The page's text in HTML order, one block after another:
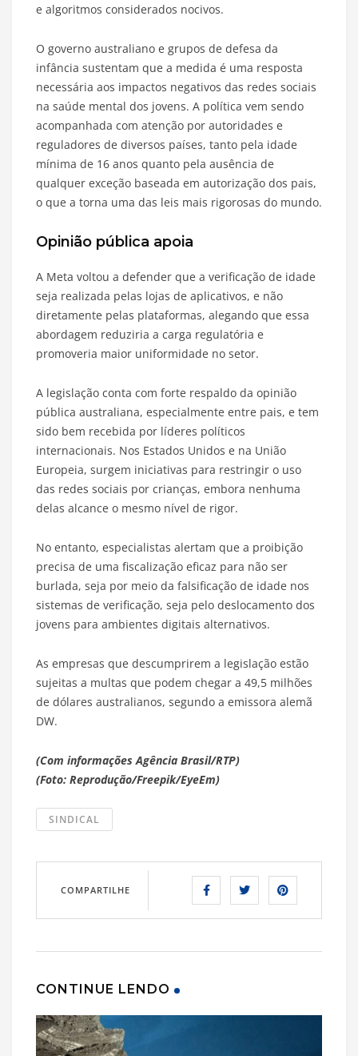
e algoritmos considerados nocivos.
O governo australiano e grupos de defesa da
infância sustentam que a medida é uma resposta
necessária aos impactos negativos das redes sociais
na saúde mental dos jovens. A política vem sendo
acompanhada com atenção por autoridades e
reguladores de diversos países, tanto pela idade
mínima de 16 anos quanto pela ausência de
qualquer exceção baseada em autorização dos pais,
o que a torna uma das leis mais rigorosas do mundo.
Opinião pública apoia
A Meta voltou a defender que a verificação de idade
seja realizada pelas lojas de aplicativos, e não
diretamente pelas plataformas, alegando que essa
abordagem reduziria a carga regulatória e
promoveria maior uniformidade no setor.
A legislação conta com forte respaldo da opinião
pública australiana, especialmente entre pais, e tem
sido bem recebida por líderes políticos
internacionais. Nos Estados Unidos e na União
Europeia, surgem iniciativas para restringir o uso
das redes sociais por crianças, embora nenhuma
delas alcance o mesmo nível de rigor.
No entanto, especialistas alertam que a proibição
precisa de uma fiscalização eficaz para não ser
burlada, seja por meio da falsificação de idade nos
sistemas de verificação, seja pelo deslocamento dos
jovens para ambientes digitais alternativos.
As empresas que descumprirem a legislação estão
sujeitas a multas que podem chegar a 49,5 milhões
de dólares australianos, segundo a emissora alemã
DW.
(Com informações Agência Brasil/RTP)
(Foto: Reprodução/Freepik/EyeEm)
SINDICAL
COMPARTILHE
CONTINUE LENDO